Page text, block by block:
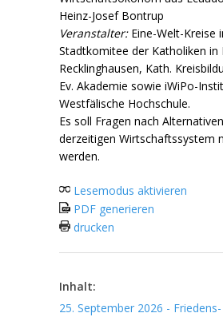
Heinz-Josef Bontrup
Veranstalter:Eine-Welt-Kreise
Stadtkomitee der Katholiken in
Recklinghausen, Kath.
Ev. Akademie sowie iWiPo-
Westfälische Hochschule.
Es soll Fragen nach
derzeitigen Wirtschaftssystem
werden.
Lesemodus aktivieren
PDF generieren
drucken
Inhalt:
25. September 2026 -